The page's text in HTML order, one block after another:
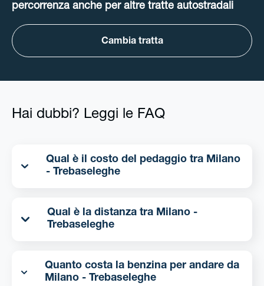
percorrenza anche per altre tratte autostradali
Cambia tratta
Hai dubbi? Leggi le FAQ
Qual è il costo del pedaggio tra Milano
- Trebaseleghe
Qual è la distanza tra Milano -
Trebaseleghe
Quanto costa la benzina per andare da
Milano - Trebaseleghe